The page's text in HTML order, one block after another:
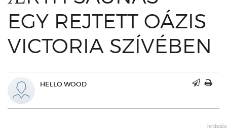
EGY REJTETT OÁZIS
VICTORIA SZÍVÉBEN
HELLO WOOD
hirdetés